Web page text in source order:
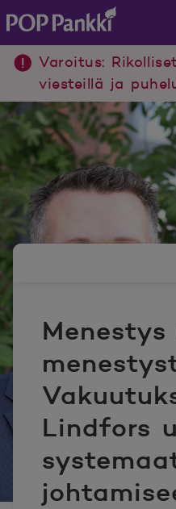
POP Pankki, etusivulle
Varoitus:
viesteillä ja
Lindfors